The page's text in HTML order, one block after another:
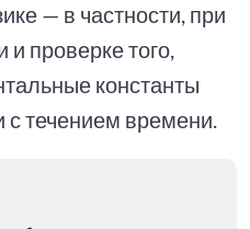
— в частности, при
проверке того,
константы
течением времени.